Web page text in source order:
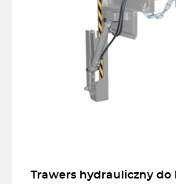
Trawers hydrauliczny do